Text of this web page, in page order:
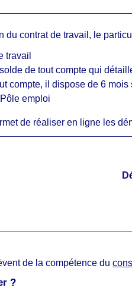
du contrat de travail, le
travail
de tout compte qui
compte, il dispose de 6
emploi
de réaliser en ligne les
de la compétence du
?